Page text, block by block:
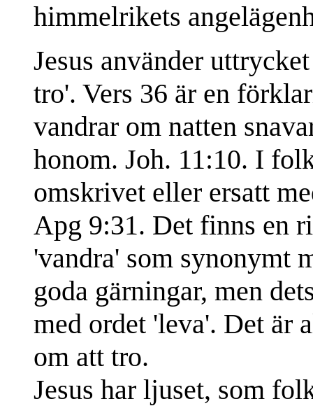
himmelrikets
Jesus använder
tro'. Vers 36 är en
vandrar om natten
honom. Joh. 11:10. I
omskrivet eller ersatt
Apg 9:31. Det finns en
'vandra' som synonymt
goda gärningar, men
med ordet 'leva'. Det är
om att tro.
Jesus har ljuset, som